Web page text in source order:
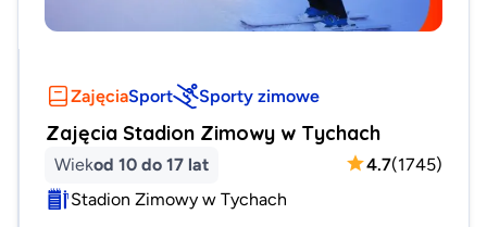
ZajęciaSport Sporty zimowe
Zajęcia Stadion Zimowy w Tychach
Wiekod 10 do 17 lat 4.7(1745)
Stadion Zimowy w Tychach